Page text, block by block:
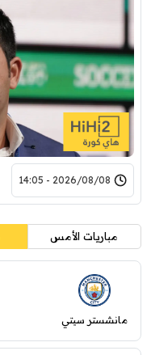
2026/08/08 - 14:05
مباريات الأمس
مانشستر سيتي